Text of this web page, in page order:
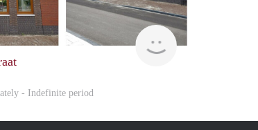
Reinier
- Indefinite period